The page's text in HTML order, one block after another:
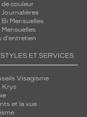
de couleur
Journalières
Bi Mensuelles
Mensuelles
d'entretien
ET SERVICES
Visagisme
Krys
et la vue